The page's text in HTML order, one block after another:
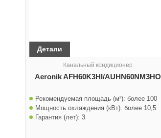
Детали
Канальный кондиционер
Aeronik AFH60K3HI/AUHN60NM3HO
Рекомендуемая площадь (м²): более 100
Мощность охлаждения (кВт): более 10,5
Гарантия (лет): 3